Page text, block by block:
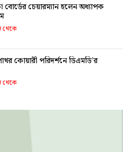
বোর্ডের চেয়ারম্যান হলেন অধ্যাপক
থেকে
কোয়ারী পরিদর্শনে ডিএমডি’র
থেকে